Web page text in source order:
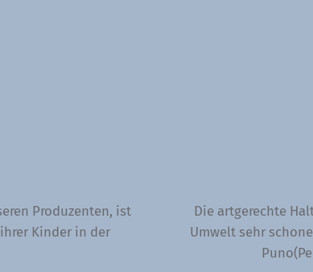
Produzenten, ist
Kinder in der
Die artgerechte
Umwelt sehr